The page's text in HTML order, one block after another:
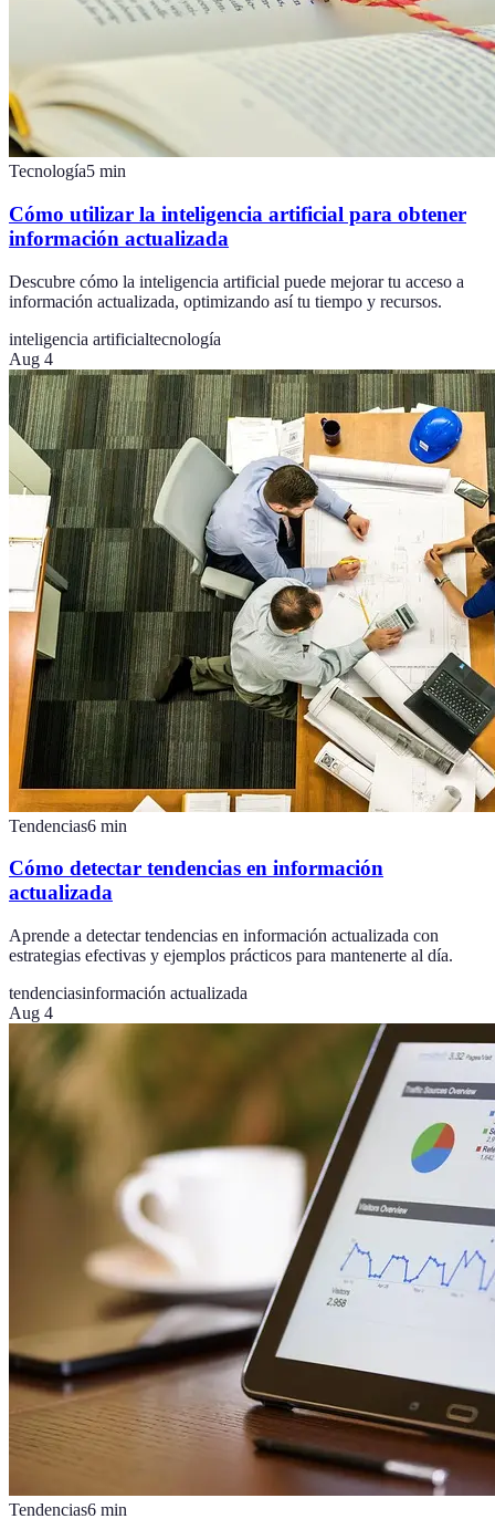
Tecnología5 min
Cómo utilizar la inteligencia artificial para obtener
información actualizada
Descubre cómo la inteligencia artificial puede mejorar tu acceso a
información actualizada, optimizando así tu tiempo y recursos.
inteligencia artificialtecnología
Aug 4
Tendencias6 min
Cómo detectar tendencias en información
actualizada
Aprende a detectar tendencias en información actualizada con
estrategias efectivas y ejemplos prácticos para mantenerte al día.
tendenciasinformación actualizada
Aug 4
Tendencias6 min